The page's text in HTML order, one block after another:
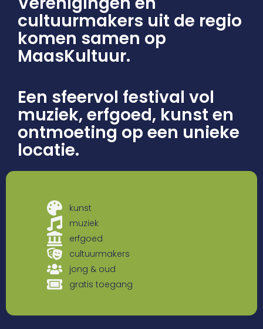
cultuurmakers uit de regio
komen samen op
MaasKultuur.
Een sfeervol festival vol
muziek, erfgoed, kunst en
ontmoeting op een unieke
locatie.
kunst
muziek
erfgoed
cultuurmakers
jong & oud
gratis toegang